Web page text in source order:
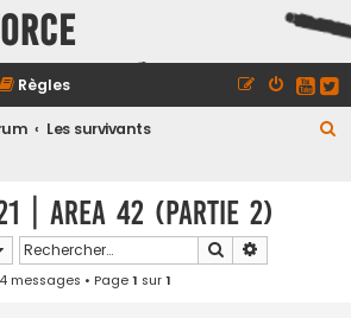
Règles
Les survivants
| Area 42 (Partie 2)
Rechercher
4 messages • Page1 sur1